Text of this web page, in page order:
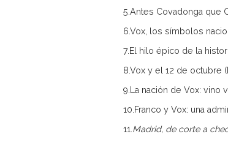
5.Antes Covadonga que
6.Vox, los símbolos
7.El hilo épico de la
8.Vox y el 12 de octubre
9.La nación de Vox: vino
10.Franco y Vox: una
11.Madrid, de corte a